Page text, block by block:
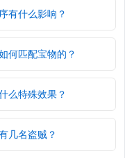
有什么影响？
何匹配宝物的？
么特殊效果？
几名盗贼？